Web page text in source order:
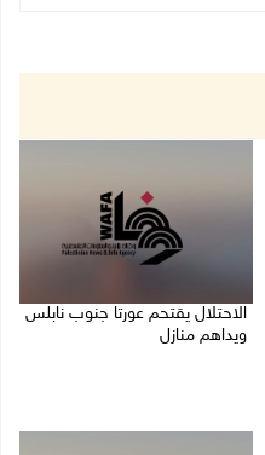
الاحتلال يقتحم عورتا جنوب نابلس
ويداهم منازل